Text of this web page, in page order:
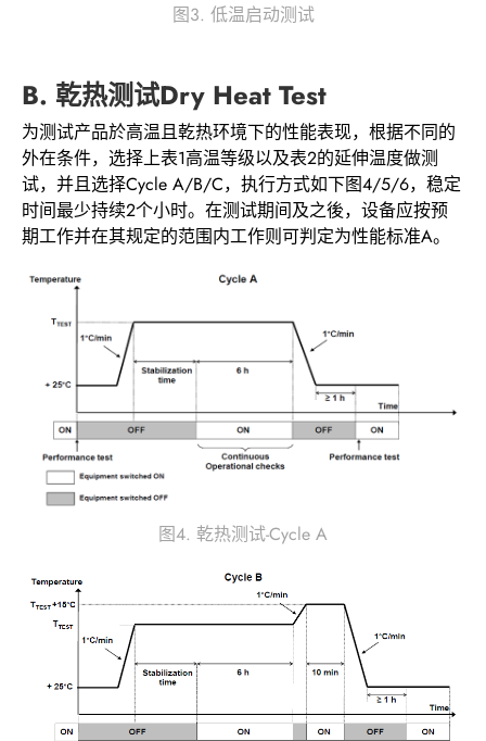
图3. 低温启动测试
B. 乾热测试Dry Heat Test
为测试产品於高温且乾热环境下的性能表现，根据不同的
外在条件，选择上表1高温等级以及表2的延伸温度做测
试，并且选择Cycle A/B/C，执行方式如下图4/5/6，稳定
时间最少持续2个小时。在测试期间及之後，设备应按预
期工作并在其规定的范围内工作则可判定为性能标准A。
图4. 乾热测试-Cycle A